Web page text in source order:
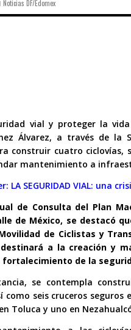
Noticias DF/Edomex
vial y proteger la
Álvarez, a través de la
construir cuatro ciclovías,
mantenimiento a
LA SEGURIDAD VIAL: una
de Consulta del Plan
de México, se destacó
de Ciclistas y
a la creación y
de la
se contempla
como seis cruceros
Toluca y uno en